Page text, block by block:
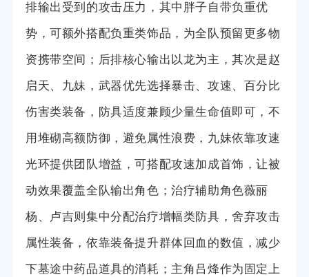
排输出受到的攻击压力，其中胖子自带负重优
势，可额外搭配负重类饰品，为全队预留更多物
资携带空间；后排核心输出以龙为主，其次是赵
启天、九妹，武器优先选择暴击、攻速、百分比
伤害类装备，防具适度兼顾少量生命值即可，不
用堆砌高额防御，避免属性浪费，九妹依靠攻速
光环提供团队增益，可搭配攻速加成首饰，让被
动效果覆盖全队输出角色；治疗辅助角色薇丽
杨、卢吉则集中分配治疗增幅类防具，舍弃攻击
属性装备，依靠装备提升群体回血的数值，减少
下墓途中药品道具的消耗；主角吕烽作为固定上